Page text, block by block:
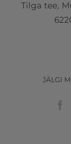
Tilga tee,
JÄLGI